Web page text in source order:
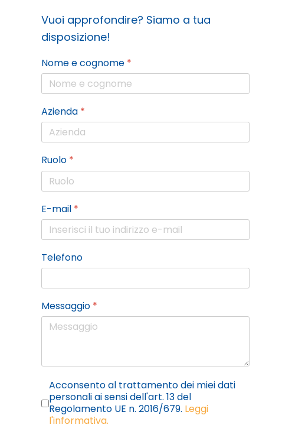
Vuoi approfondire? Siamo a tua
disposizione!
Nome e cognome *
Azienda *
Ruolo *
E-mail *
Telefono
Messaggio *
Privacy*
Acconsento al trattamento dei miei dati
personali ai sensi dell'art. 13 del
Regolamento UE n. 2016/679. Leggi
l'informativa.